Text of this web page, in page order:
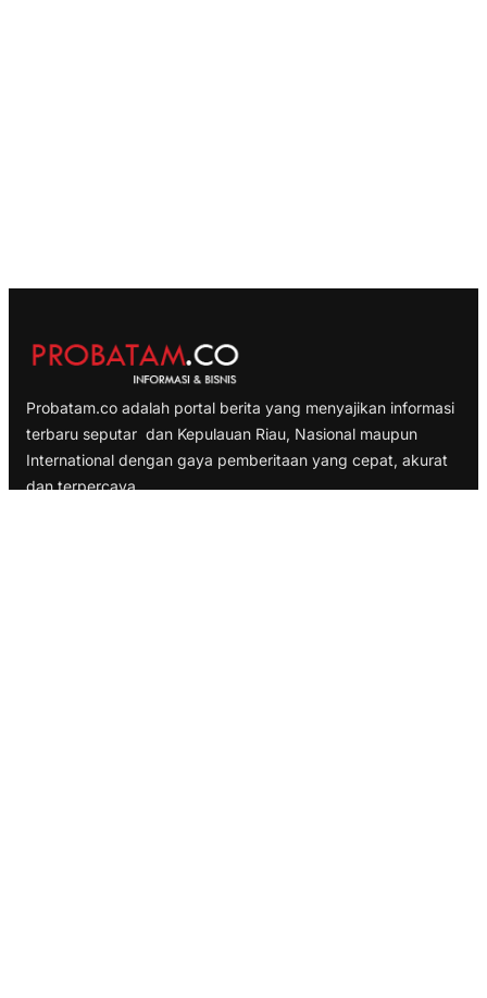
Probatam.co adalah portal berita yang menyajikan informasi
terbaru seputar dan Kepulauan Riau, Nasional maupun
International dengan gaya pemberitaan yang cepat, akurat
dan terpercaya